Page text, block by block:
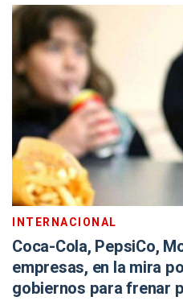
INTERNACIONAL
Coca-Cola, PepsiCo,
empresas, en la mira
gobiernos para frenar